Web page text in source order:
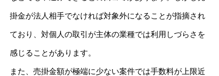
掛金が法人相手でなければ対象外になることが指摘され
ており、対個人の取引が主体の業種では利用しづらさを
感じることがあります。
また、売掛金額が極端に少ない案件では手数料が上限近